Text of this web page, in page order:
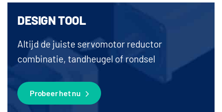
DESIGN TOOL
Altijd de juiste servomotor reductor
combinatie, tandheugel of rondsel
Probeer het nu